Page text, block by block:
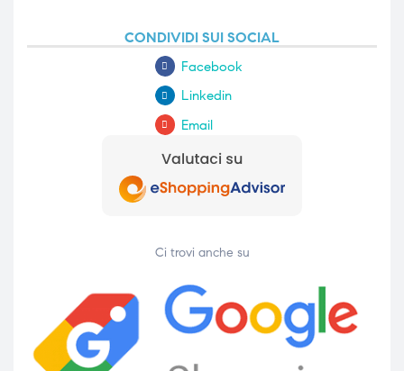
CONDIVIDI SUI SOCIAL
Facebook
Linkedin
Email
Ci trovi anche su